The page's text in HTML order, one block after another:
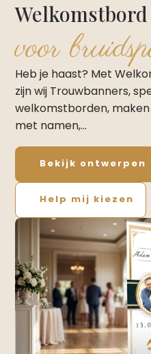
voor
Heb je haast? Met
zijn wij Trouwbanners,
welkomstborden,
met namen,…
Bekijk ontwerpen
Help mij kiezen